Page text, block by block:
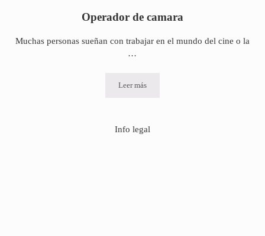
Operador de camara
Muchas personas sueñan con trabajar en el mundo del cine o la
…
Leer másOperador de camara
Info legal